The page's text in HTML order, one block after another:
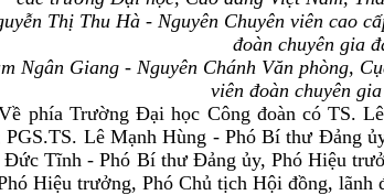
Thị Thu Hà - Nguyên Chuyên viên cao
đoàn chuyên gia
Ngân Giang - Nguyên Chánh Văn phòng,
viên đoàn chuyên
phía Trường Đại học Công đoàn có TS.
PGS.TS. Lê Mạnh Hùng - Phó Bí thư Đảng
Đức Tĩnh - Phó Bí thư Đảng ủy, Phó Hiệu
Hiệu trưởng, Phó Chủ tịch Hội đồng,